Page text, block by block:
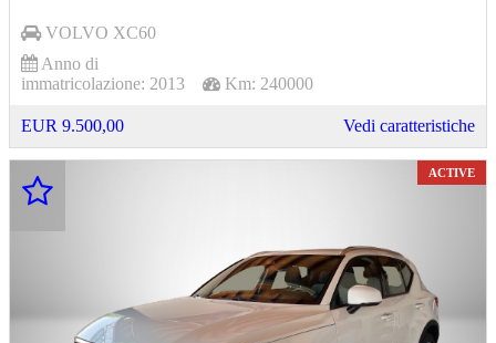
VOLVO XC60
Anno di
immatricolazione: 2013 Km: 240000
EUR 9.500,00 Vedi caratteristiche
ACTIVE